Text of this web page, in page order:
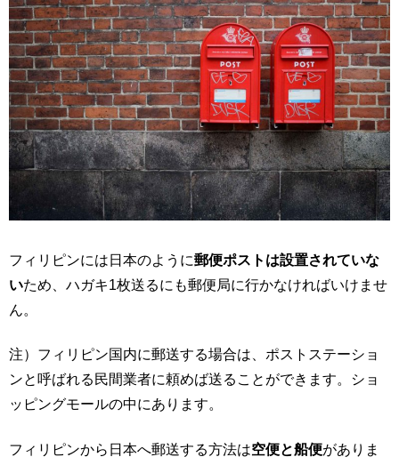
フィリピンには日本のように郵便ポストは設置されていな
いため、ハガキ1枚送るにも郵便局に行かなければいけませ
ん。
注）フィリピン国内に郵送する場合は、ポストステーショ
ンと呼ばれる民間業者に頼めば送ることができます。ショ
ッピングモールの中にあります。
フィリピンから日本へ郵送する方法は空便と船便がありま